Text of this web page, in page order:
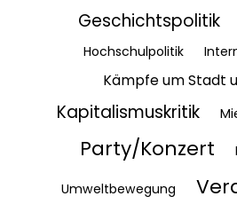
Geschichtspolitik
Hochschulpolitik
Kämpfe um Stadt
Kapitalismuskritik
Party/Konzert
Umweltbewegung